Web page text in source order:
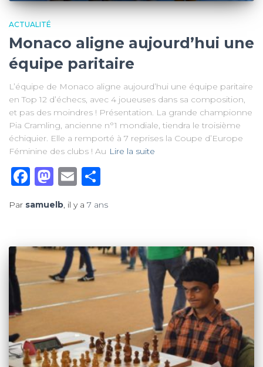
ACTUALITÉ
Monaco aligne aujourd’hui une
équipe paritaire
L’équipe de Monaco aligne aujourd’hui une équipe paritaire
en Top 12 d’échecs, avec 4 joueuses dans sa composition,
et pas des moindres ! Présentation. La grande championne
Pia Cramling, ancienne n°1 mondiale, tiendra le troisième
échiquier. Elle a remporté à 7 reprises la Coupe d’Europe
Féminine des clubs ! Au Lire la suite
Facebook
Mastodon
Email
Par samuelb, il y a 7 ans